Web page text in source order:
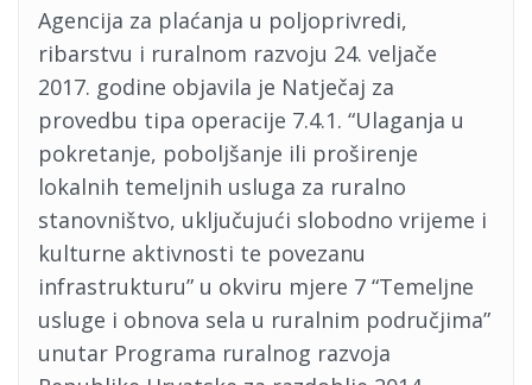
Agencija za plaćanja u poljoprivredi,
ribarstvu i ruralnom razvoju 24. veljače
2017. godine objavila je Natječaj za
provedbu tipa operacije 7.4.1. “Ulaganja u
pokretanje, poboljšanje ili proširenje
lokalnih temeljnih usluga za ruralno
stanovništvo, uključujući slobodno vrijeme i
kulturne aktivnosti te povezanu
infrastrukturu” u okviru mjere 7 “Temeljne
usluge i obnova sela u ruralnim područjima”
unutar Programa ruralnog razvoja